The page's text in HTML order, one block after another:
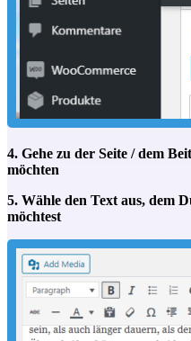
4. Gehe zu der Seite / dem
möchten
5. Wähle den Text aus, dem
möchtest